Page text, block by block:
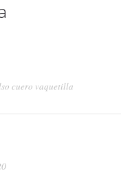
cuero vaquetilla